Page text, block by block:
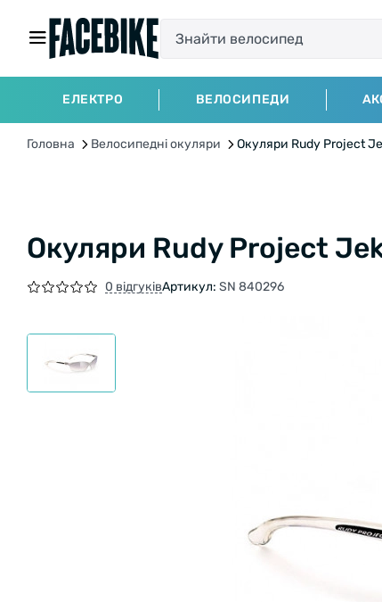
ЕЛЕКТРО ВЕЛОСИПЕДИ
Головна Велосипедні окуляри Окуляри Rudy Project
Окуляри Rudy Project
0 відгуківАртикул: SN 840296